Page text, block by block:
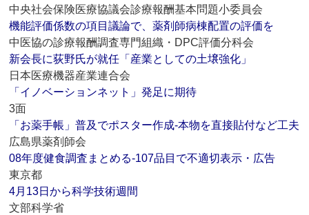
中央社会保険医療協議会診療報酬基本問題小委員会
機能評価係数の項目議論で、薬剤師病棟配置の評価を
中医協の診療報酬調査専門組織・DPC評価分科会
新会長に荻野氏が就任「産業としての土壌強化」
日本医療機器産業連合会
「イノベーションネット」発足に期待
3面
「お薬手帳」普及でポスター作成‐本物を直接貼付など工夫
広島県薬剤師会
08年度健食調査まとめる‐107品目で不適切表示・広告
東京都
4月13日から科学技術週間
文部科学省